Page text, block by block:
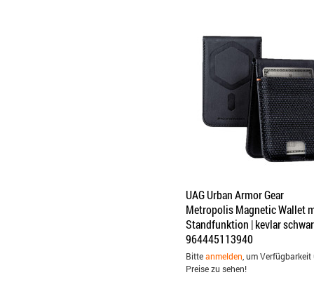
UAG Urban Armor Gear
Metropolis Magnetic Wallet
Standfunktion | kevlar
964445113940
Bitteanmelden , um
Preise zu sehen!